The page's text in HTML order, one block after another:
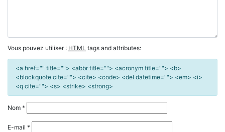
Vous pouvez utiliser : HTML tags and attributes:
<a href="" title=""> <abbr title=""> <acronym title=""> <b>
<blockquote cite=""> <cite> <code> <del datetime=""> <em> <i>
<q cite=""> <s> <strike> <strong>
Nom *
E-mail *